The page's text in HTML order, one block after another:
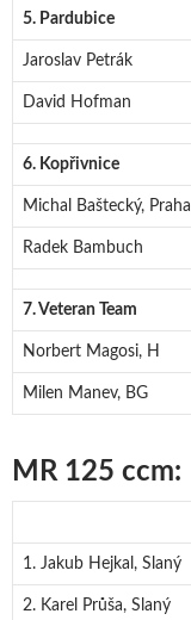
5. Pardubice
Jaroslav Petrák
David Hofman
6. Kopřivnice
Michal Baštecký, Praha
Radek Bambuch
7. Veteran Team
Norbert Magosi, H
Milen Manev, BG
MR 125 ccm:
1. Jakub Hejkal, Slaný
2. Karel Průša, Slaný